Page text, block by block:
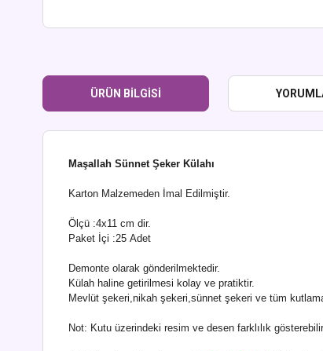
ÜRÜN BILGISI
Maşallah Sünnet Şeker Külahı
Karton Malzemeden İmal Edilmiştir.
Ölçü :4x11 cm dir.
Paket İçi :25 Adet
Demonte olarak gönderilmektedir.
Külah haline getirilmesi kolay ve pratiktir.
Mevlüt şekeri,nikah şekeri,sünnet şekeri ve tüm
Not: Kutu üzerindeki resim ve desen farklılık